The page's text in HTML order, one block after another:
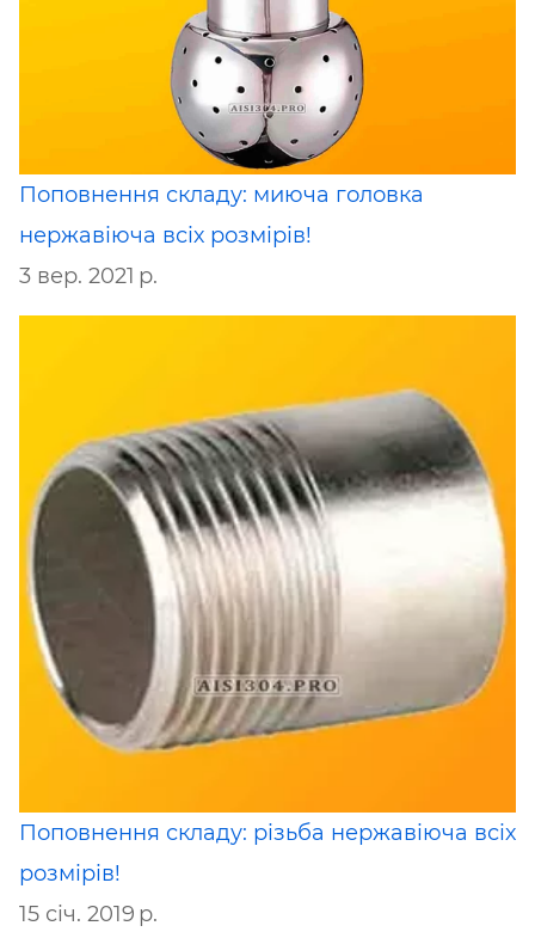
Поповнення складу: миюча головка
нержавіюча всіх розмірів!
3 вер. 2021 р.
Поповнення складу: різьба нержавіюча всіх
розмірів!
15 січ. 2019 р.